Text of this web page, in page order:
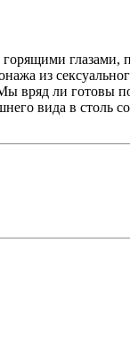
горящими
из
вряд ли готовы
вида в столь